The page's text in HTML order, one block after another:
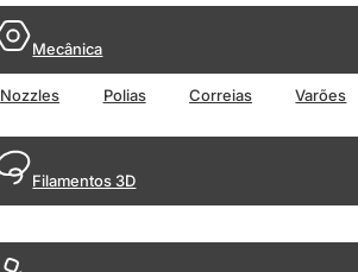
Mecânica
Nozzles Polias Correias Varões
Filamentos 3D